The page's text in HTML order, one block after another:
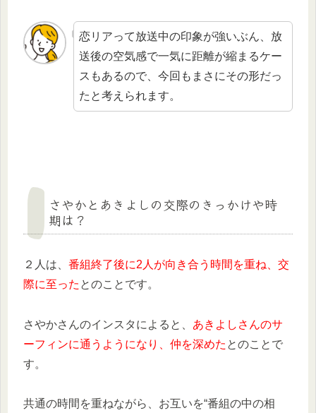
恋リアって放送中の印象が強いぶん、放
送後の空気感で一気に距離が縮まるケー
スもあるので、今回もまさにその形だっ
たと考えられます。
さやかとあきよしの交際のきっかけや時
期は？
２人は、 番組終了後に2人が向き合う時間を重ね、交
際に至った とのことです。
さやかさんのインスタによると、 あきよしさんのサ
ーフィンに通うようになり、仲を深めた とのことで
す。
共通の時間を重ねながら、お互いを“番組の中の相